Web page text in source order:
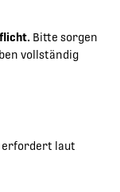
Bitte sorgen
vollständig
erfordert laut